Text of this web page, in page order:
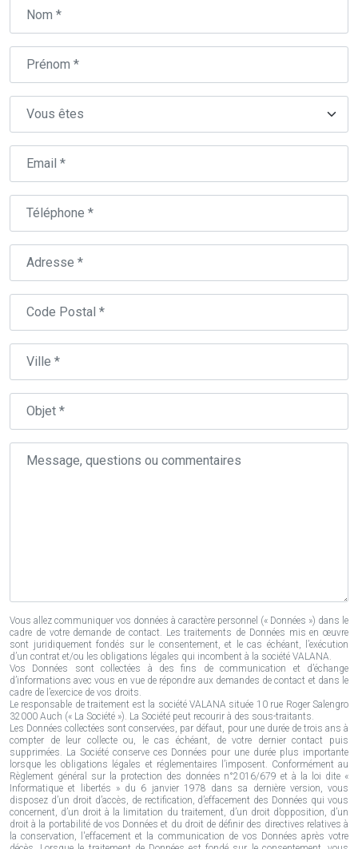
Nom
Prénom
Type
Email
Téléphone
Adresse
Code
Ville
Objet
Message,
questions
Vous allez communiquer vos données à caractère personnel (« Données ») dans le
cadre de votre demande de contact. Les traitements de Données mis en œuvre
sont juridiquement fondés sur le consentement, et le cas échéant, l’exécution
d’un contrat et/ou les obligations légales qui incombent à la société VALANA.
Vos Données sont collectées à des fins de communication et d’échange
d’informations avec vous en vue de répondre aux demandes de contact et dans le
cadre de l’exercice de vos droits.
Le responsable de traitement est la société VALANA située 10 rue Roger Salengro
32000 Auch (« La Société »). La Société peut recourir à des sous-traitants.
Les Données collectées sont conservées, par défaut, pour une durée de trois ans à
compter de leur collecte ou, le cas échéant, de votre dernier contact puis
supprimées. La Société conserve ces Données pour une durée plus importante
lorsque les obligations légales et réglementaires l’imposent. Conformément au
Règlement général sur la protection des données n°2016/679 et à la loi dite «
Informatique et libertés » du 6 janvier 1978 dans sa dernière version, vous
disposez d’un droit d’accès, de rectification, d’effacement des Données qui vous
concernent, d’un droit à la limitation du traitement, d’un droit d’opposition, d’un
droit à la portabilité de vos Données et du droit de définir des directives relatives à
la conservation, l'effacement et la communication de vos Données après votre